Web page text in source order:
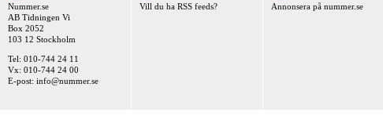
Nummer.se
AB Tidningen Vi
Box 2052
103 12 Stockholm
Tel: 010-744 24 11
Vx: 010-744 24 00
E-post: info@nummer.se
Vill du ha RSS feeds? Annonsera på nummer.se